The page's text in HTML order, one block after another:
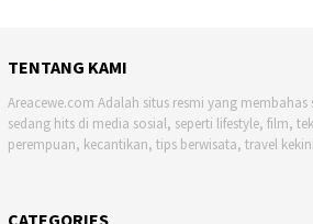
TENTANG KAMI
Areacewe.com Adalah situs resmi yang
sedang hits di media sosial, seperti lifestyle, film,
perempuan, kecantikan, tips berwisata, travel
CATEGORIES